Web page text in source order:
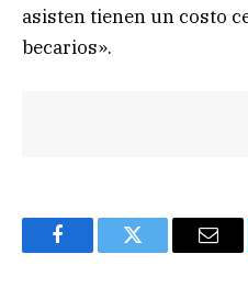
asisten tienen un costo
becarios».
FacebookTwitter